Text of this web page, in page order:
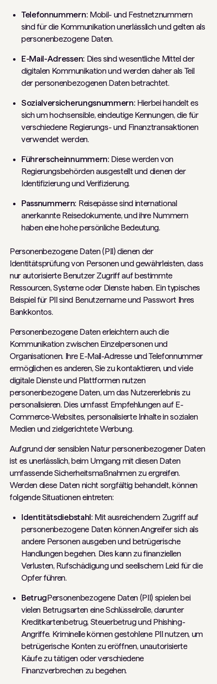
Telefonnummern: Mobil- und Festnetznummern
sind für die Kommunikation unerlässlich und gelten als
personenbezogene Daten.
E-Mail-Adressen: Dies sind wesentliche Mittel der
digitalen Kommunikation und werden daher als Teil
der personenbezogenen Daten betrachtet.
Sozialversicherungsnummern: Hierbei handelt es
sich um hochsensible, eindeutige Kennungen, die für
verschiedene Regierungs- und Finanztransaktionen
verwendet werden.
Führerscheinnummern: Diese werden von
Regierungsbehörden ausgestellt und dienen der
Identifizierung und Verifizierung.
Passnummern: Reisepässe sind international
anerkannte Reisedokumente, und ihre Nummern
haben eine hohe persönliche Bedeutung.
Personenbezogene Daten (PII) dienen der
Identitätsprüfung von Personen und gewährleisten, dass
nur autorisierte Benutzer Zugriff auf bestimmte
Ressourcen, Systeme oder Dienste haben. Ein typisches
Beispiel für PII sind Benutzername und Passwort Ihres
Bankkontos.
Personenbezogene Daten erleichtern auch die
Kommunikation zwischen Einzelpersonen und
Organisationen. Ihre E-Mail-Adresse und Telefonnummer
ermöglichen es anderen, Sie zu kontaktieren, und viele
digitale Dienste und Plattformen nutzen
personenbezogene Daten, um das Nutzererlebnis zu
personalisieren. Dies umfasst Empfehlungen auf E-
Commerce-Websites, personalisierte Inhalte in sozialen
Medien und zielgerichtete Werbung.
Aufgrund der sensiblen Natur personenbezogener Daten
ist es unerlässlich, beim Umgang mit diesen Daten
umfassende Sicherheitsmaßnahmen zu ergreifen.
Werden diese Daten nicht sorgfältig behandelt, können
folgende Situationen eintreten:
Identitätsdiebstahl: Mit ausreichendem Zugriff auf
personenbezogene Daten können Angreifer sich als
andere Personen ausgeben und betrügerische
Handlungen begehen. Dies kann zu finanziellen
Verlusten, Rufschädigung und seelischem Leid für die
Opfer führen.
BetrugPersonenbezogene Daten (PII) spielen bei
vielen Betrugsarten eine Schlüsselrolle, darunter
Kreditkartenbetrug, Steuerbetrug und Phishing-
Angriffe. Kriminelle können gestohlene PII nutzen, um
betrügerische Konten zu eröffnen, unautorisierte
Käufe zu tätigen oder verschiedene
Finanzverbrechen zu begehen.